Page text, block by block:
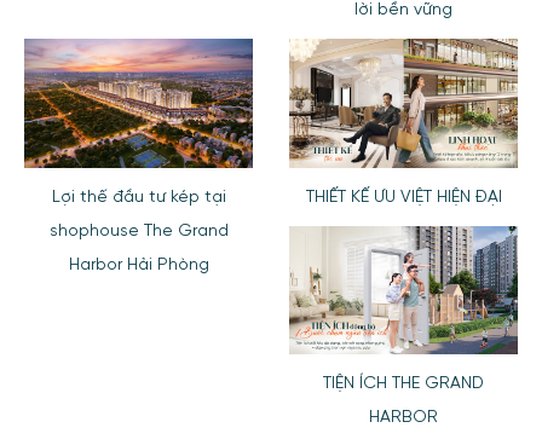
lời bền vững
Lợi thế đầu tư kép tại
shophouse The Grand
Harbor Hải Phòng
THIẾT KẾ ƯU VIỆT HIỆN ĐẠI
TIỆN ÍCH THE GRAND
HARBOR